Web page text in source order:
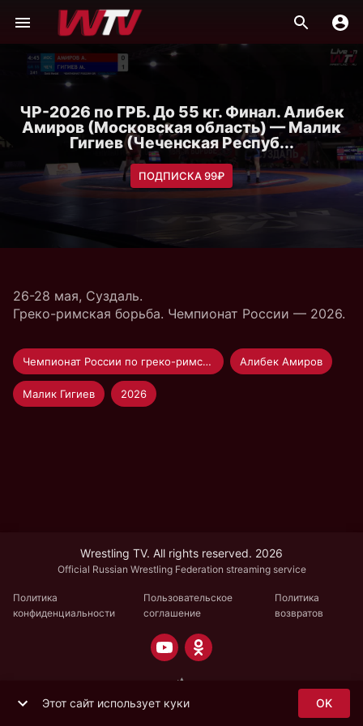
ЧР-2026 по ГРБ. До 55 кг. Финал. Алибек
Амиров (Московская область) — Малик
Гигиев (Чеченская Респуб...
ПОДПИСКА 99₽
26-28 мая, Суздаль.
Греко-римская борьба. Чемпионат России — 2026.
Чемпионат России по греко-римской борьбе Алибек Амиров
Малик Гигиев 2026
Wrestling TV. All rights reserved. 2026
Official Russian Wrestling Federation streaming service
Политика
конфиденциальности
Пользовательское
соглашение
Политика
возвратов
Этот сайт использует куки OK